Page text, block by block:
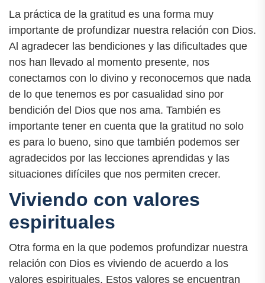
La práctica de la gratitud es una forma muy
importante de profundizar nuestra relación con Dios.
Al agradecer las bendiciones y las dificultades que
nos han llevado al momento presente, nos
conectamos con lo divino y reconocemos que nada
de lo que tenemos es por casualidad sino por
bendición del Dios que nos ama. También es
importante tener en cuenta que la gratitud no solo
es para lo bueno, sino que también podemos ser
agradecidos por las lecciones aprendidas y las
situaciones difíciles que nos permiten crecer.
Viviendo con valores
espirituales
Otra forma en la que podemos profundizar nuestra
relación con Dios es viviendo de acuerdo a los
valores espirituales. Estos valores se encuentran